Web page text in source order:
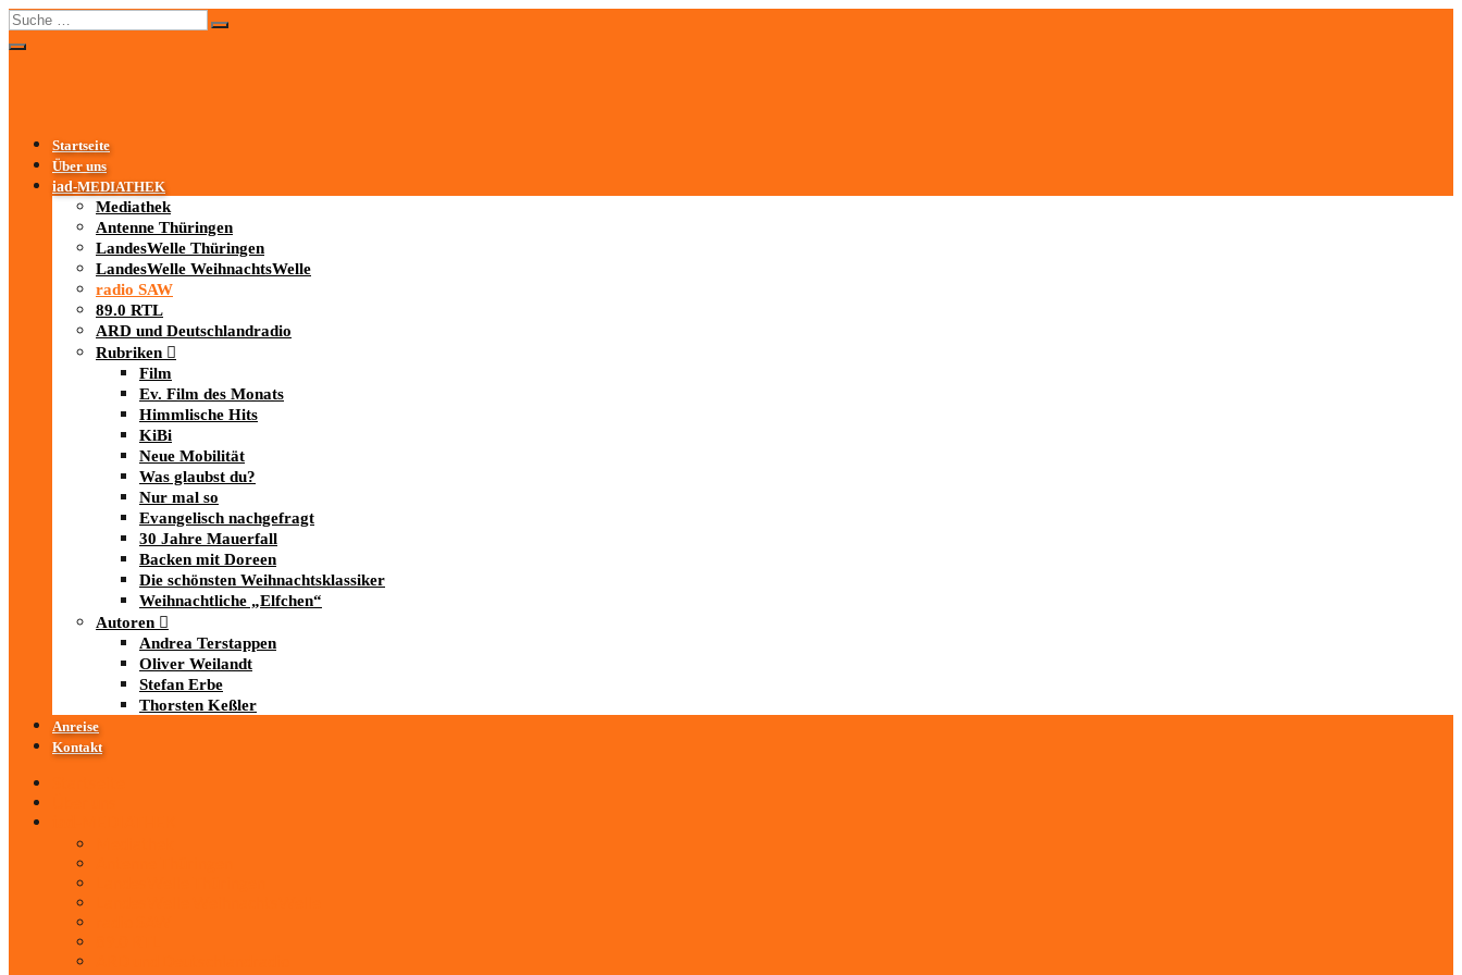
Startseite
Über uns
iad-MEDIATHEK
Mediathek
Antenne Thüringen
LandesWelle Thüringen
LandesWelle WeihnachtsWelle
radio SAW
89.0 RTL
ARD und Deutschlandradio
Rubriken
Film
Ev. Film des Monats
Himmlische Hits
KiBi
Neue Mobilität
Was glaubst du?
Nur mal so
Evangelisch nachgefragt
30 Jahre Mauerfall
Backen mit Doreen
Die schönsten Weihnachtsklassiker
Weihnachtliche „Elfchen“
Autoren
Andrea Terstappen
Oliver Weilandt
Stefan Erbe
Thorsten Keßler
Anreise
Kontakt